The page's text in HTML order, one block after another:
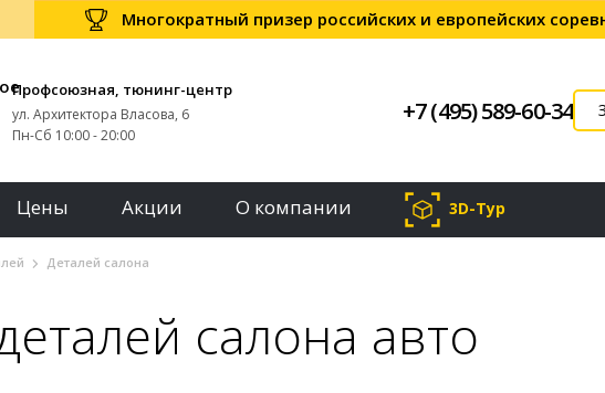
Многократный призер российских и европейских
+7 (495) 589-60-34
Профсоюзная, тюнинг-центр
ул. Архитектора Власова, 6
Пн-Сб 10:00 - 20:00
Цены Акции О компании 3D-Тур
Деталей салона
салона авто